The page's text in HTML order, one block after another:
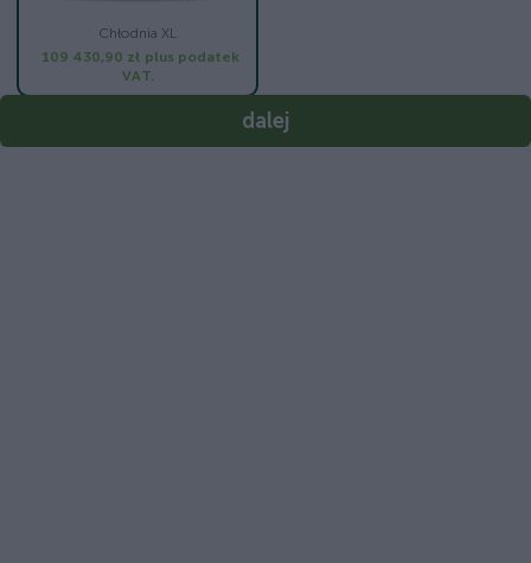
Chłodnia XL
109 430,90 zł plus podatek
VAT.
dalej